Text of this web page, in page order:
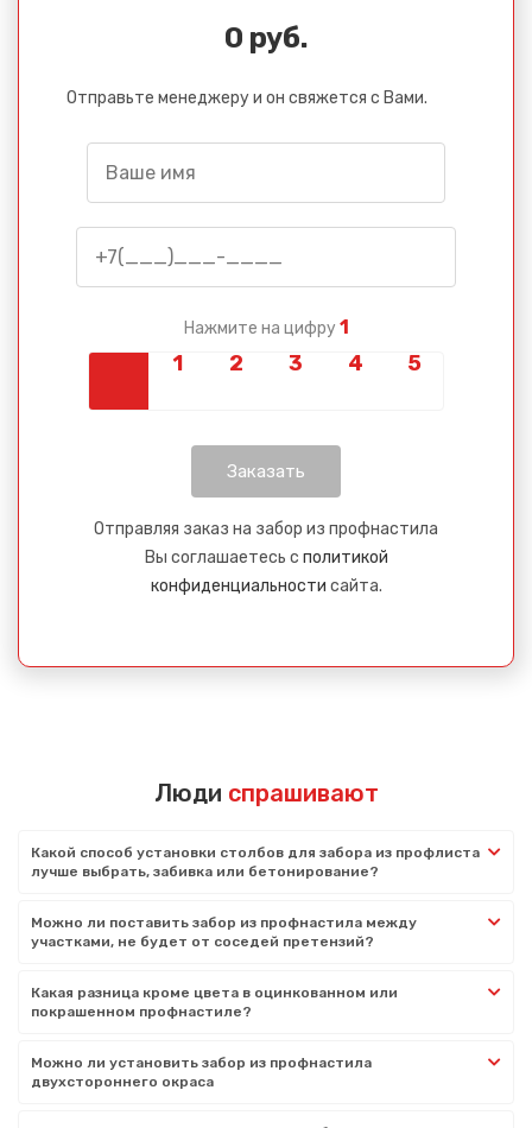
0 руб.
Отправьте менеджеру и он свяжется с Вами.
Нажмите на цифру 1
Отправляя заказ на забор из профнастила
Вы соглашаетесь с политикой
конфиденциальности сайта.
Люди спрашивают
Какой способ установки столбов для забора из профлиста
лучше выбрать, забивка или бетонирование?
Можно ли поставить забор из профнастила между
участками, не будет от соседей претензий?
Какая разница кроме цвета в оцинкованном или
покрашенном профнастиле?
Можно ли установить забор из профнастила
двухстороннего окраса